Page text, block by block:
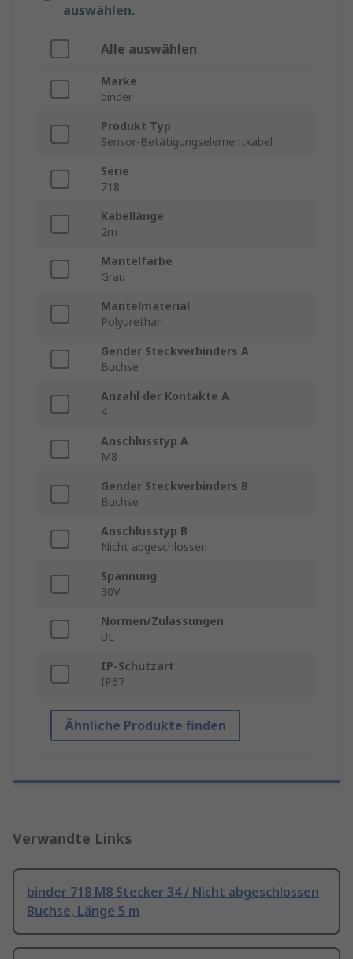
auswählen.
Alle auswählen
Marke
binder
Produkt Typ
Sensor-Betätigungselementkabel
Serie
718
Kabellänge
2m
Mantelfarbe
Grau
Mantelmaterial
Polyurethan
Gender Steckverbinders A
Buchse
Anzahl der Kontakte A
4
Anschlusstyp A
M8
Gender Steckverbinders B
Buchse
Anschlusstyp B
Nicht abgeschlossen
Spannung
30V
Normen/Zulassungen
UL
IP-Schutzart
IP67
Ähnliche Produkte finden
Verwandte Links
binder 718 M8 Stecker 34 / Nicht abgeschlossen
Buchse, Länge 5 m